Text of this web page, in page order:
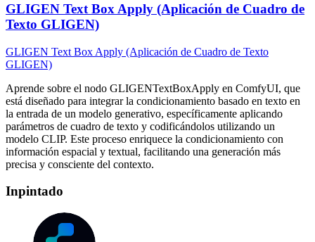
GLIGEN Text Box Apply (Aplicación de Cuadro de
Texto GLIGEN)
GLIGEN Text Box Apply (Aplicación de Cuadro de Texto
GLIGEN)
Aprende sobre el nodo GLIGENTextBoxApply en ComfyUI, que
está diseñado para integrar la condicionamiento basado en texto en
la entrada de un modelo generativo, específicamente aplicando
parámetros de cuadro de texto y codificándolos utilizando un
modelo CLIP. Este proceso enriquece la condicionamiento con
información espacial y textual, facilitando una generación más
precisa y consciente del contexto.
Inpintado